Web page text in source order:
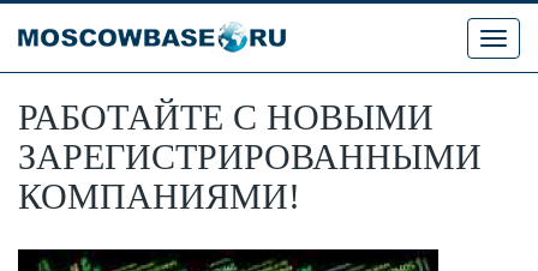
РАБОТАЙТЕ С НОВЫМИ
ЗАРЕГИСТРИРОВАННЫМИ
КОМПАНИЯМИ!